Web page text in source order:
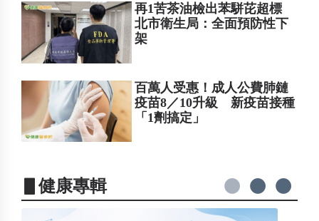
再1苦茶油檢出苯駢芘超標
北市衛生局：全面預防性下
架
百萬人受惠！成人公費肺鏈
疫苗8／10升級 新疫苗接種
「1劑搞定」
▋健康專輯